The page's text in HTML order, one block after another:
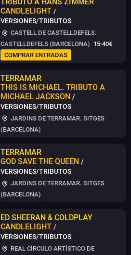
CANDLELIGHT /
VERSIONES/TRIBUTOS
CASTELL DE CASTELLDEFELS.
CASTELLDEFELS (BARCELONA) 15-40€
COMPRAR ENTRADAS
TERRAMAR
THIS IS MICHAEL. TRIBUTO A
MICHAEL JACKSON /
VERSIONES/TRIBUTOS
JARDINS DE TERRAMAR. SITGES
(BARCELONA)
TERRAMAR
GOD SAVE THE QUEEN /
VERSIONES/TRIBUTOS
JARDINS DE TERRAMAR. SITGES
(BARCELONA)
ED SHEERAN & COLDPLAY
CANDLELIGHT /
VERSIONES/TRIBUTOS
REAL CÍRCULO ARTÍSTICO DE